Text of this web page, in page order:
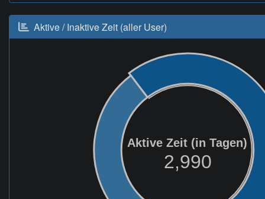
Aktive / Inaktive Zeit (aller User)
Aktive Zeit (in Tagen)
2,990